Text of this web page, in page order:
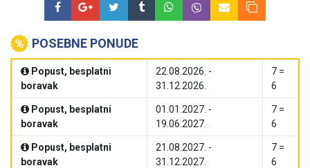
POSEBNE PONUDE
Popust, besplatni
boravak
22.08.2026. -
31.12.2026.
7 =
6
Popust, besplatni
boravak
01.01.2027. -
19.06.2027.
7 =
6
Popust, besplatni
boravak
21.08.2027. -
31.12.2027.
7 =
6